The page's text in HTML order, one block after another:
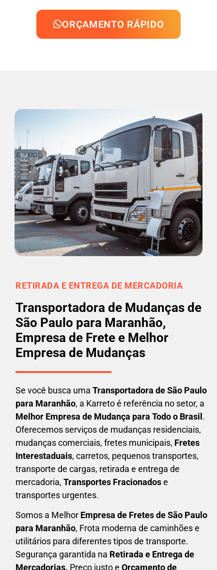
ORÇAMENTO RÁPIDO
RETIRADA E ENTREGA DE MERCADORIA
Transportadora de Mudanças de
São Paulo para Maranhão,
Empresa de Frete e Melhor
Empresa de Mudanças
Se você busca uma Transportadora de São Paulo
para Maranhão, a Karreto é referência no setor, a
Melhor Empresa de Mudança para Todo o Brasil.
Oferecemos serviços de mudanças residenciais,
mudanças comerciais, fretes municipais, Fretes
Interestaduais, carretos, pequenos transportes,
transporte de cargas, retirada e entrega de
mercadoria, Transportes Fracionadose
transportes urgentes.
Somos a Melhor Empresa de Fretesde São Paulo
para Maranhão, Frota moderna de caminhões e
utilitários para diferentes tipos de transporte.
Segurança garantida na Retirada e Entrega de
Mercadorias. Preço justo e Orçamento de